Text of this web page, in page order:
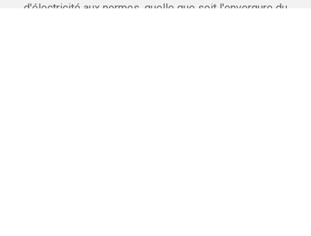
d'électricité aux normes, quelle que soit l'envergure du